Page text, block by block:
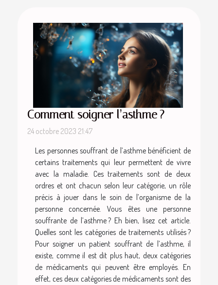
Comment soigner l’asthme ?
24 octobre 2023 21:47
Les personnes souffrant de l’asthme bénéficient de
certains traitements qui leur permettent de vivre
avec la maladie. Ces traitements sont de deux
ordres et ont chacun selon leur catégorie, un rôle
précis à jouer dans le soin de l’organisme de la
personne concernée. Vous êtes une personne
souffrante de l’asthme ? Eh bien, lisez cet article.
Quelles sont les catégories de traitements utilisés ?
Pour soigner un patient souffrant de l’asthme, il
existe, comme il est dit plus haut, deux catégories
de médicaments qui peuvent être employés. En
effet, ces deux catégories de médicaments sont des